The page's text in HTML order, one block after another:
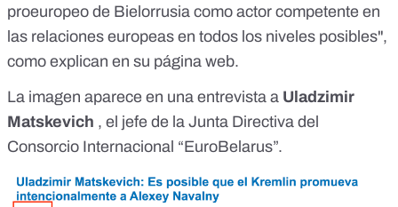
proeuropeo de Bielorrusia como actor competente en
las relaciones europeas en todos los niveles posibles",
como explican en su página web.
La imagen aparece en una entrevista a Uladzimir
Matskevich , el jefe de la Junta Directiva del
Consorcio Internacional “EuroBelarus”.